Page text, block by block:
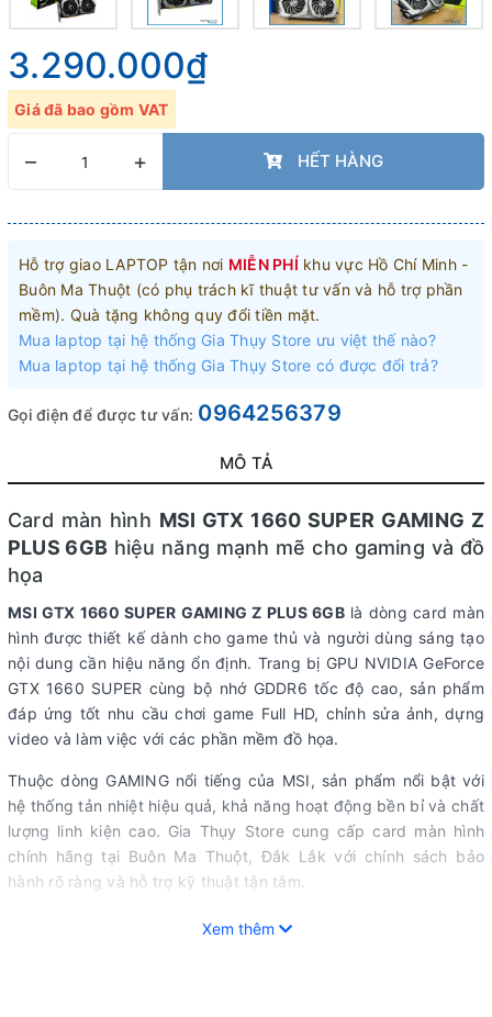
3.290.000₫
Giá đã bao gồm VAT
– + HẾT HÀNG
Hỗ trợ giao LAPTOP tận nơi MIỄN PHÍ khu vực Hồ Chí Minh -
Buôn Ma Thuột (có phụ trách kĩ thuật tư vấn và hỗ trợ phần
mềm). Quà tặng không quy đổi tiền mặt.
Mua laptop tại hệ thống Gia Thụy Store ưu việt thế nào?
Mua laptop tại hệ thống Gia Thụy Store có được đổi trả?
Gọi điện để được tư vấn: 0964256379
MÔ TẢ
Card màn hình MSI GTX 1660 SUPER GAMING Z
PLUS 6GB hiệu năng mạnh mẽ cho gaming và đồ
họa
MSI GTX 1660 SUPER GAMING Z PLUS 6GBlà dòng card màn
hình được thiết kế dành cho game thủ và người dùng sáng tạo
nội dung cần hiệu năng ổn định. Trang bị GPU NVIDIA GeForce
GTX 1660 SUPER cùng bộ nhớ GDDR6 tốc độ cao, sản phẩm
đáp ứng tốt nhu cầu chơi game Full HD, chỉnh sửa ảnh, dựng
video và làm việc với các phần mềm đồ họa.
Thuộc dòng GAMING nổi tiếng của MSI, sản phẩm nổi bật với
hệ thống tản nhiệt hiệu quả, khả năng hoạt động bền bỉ và chất
lượng linh kiện cao. Gia Thụy Store cung cấp card màn hình
chính hãng tại Buôn Ma Thuột, Đắk Lắk với chính sách bảo
hành rõ ràng và hỗ trợ kỹ thuật tận tâm.
=== ẢNH TỔNG THỂ MSI GTX 1660 SUPER GAMING Z PLUS
Xem thêm